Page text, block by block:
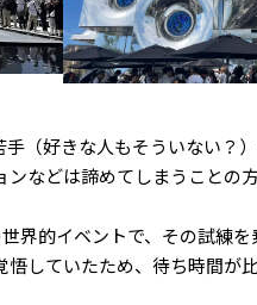
（好きな人もそういない？
などは諦めてしまうことの
界的イベントで、その試練
していたため、待ち時間が